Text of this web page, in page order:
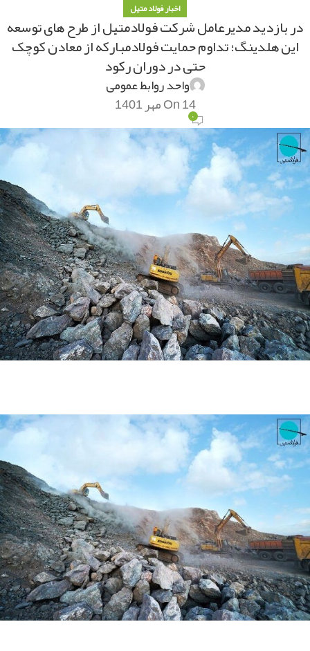
اخبار فولاد متیل
در بازدید مدیرعامل شرکت فولادمتیل از طرح های توسعه
این هلدینگ؛ تداوم حمایت فولادمبارکه از معادن کوچک
حتی در دوران رکود
واحد روابط عمومی
On 14 مهر 1401
۰